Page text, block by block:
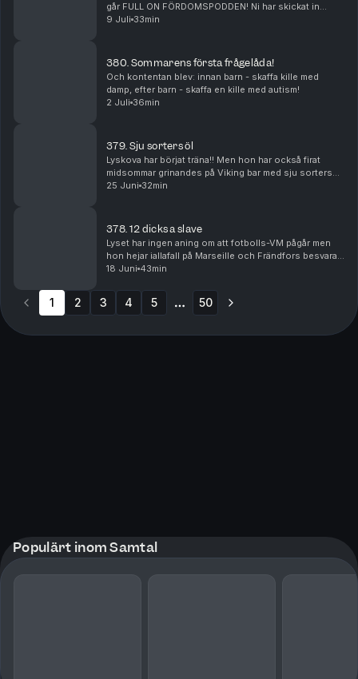
går FULL ON FÖRDOMSPODDEN! Ni har skickat in
fördomar och vi besvarar dom. Exempel på fördomar:
9 Juli 33min
380. Sommarens första frågelåda!
Och kontentan blev: innan barn - skaffa kille med
damp, efter barn - skaffa en kille med autism!
2 Juli 36min
379. Sju sorters öl
Lyskova har börjat träna!! Men hon har också firat
midsommar grinandes på Viking bar med sju sorters
öl. Frändfors mår svajigt och är socialt utbränd efter
25 Juni 32min
378. 12 dicks a slave
Lyset har ingen aning om att fotbolls-VM pågår men
hon hejar iallafall på Marseille och Frändfors besvarar
de pågående ryktena om att hon rörde sig längs
18 Juni 43min
1 2 3 4 5 50
Populärt inom Samtal